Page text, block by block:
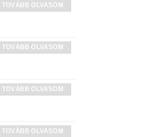
TOVÁBB OLVASOM
TOVÁBB OLVASOM
TOVÁBB OLVASOM
TOVÁBB OLVASOM